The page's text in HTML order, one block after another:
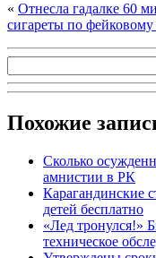
« Отнесла гадалке 60
сигареты по фейковому
Похожие
Сколько
амнистии в РК
Карагандинские
детей бесплатно
«Лед тронулся!»
техническое